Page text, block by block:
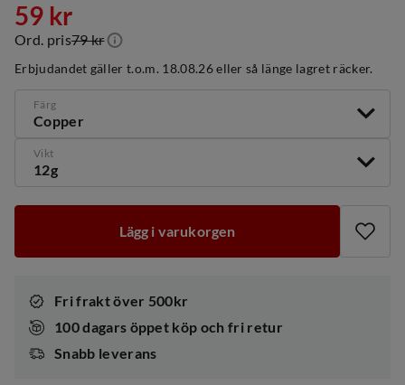
discounted
price
59 kr
original
price
Ord. pris79 kr
Erbjudandet gäller t.o.m. 18.08.26 eller så länge lagret räcker.
Färg
Copper
Vikt
12g
Lägg i varukorgen
Fri frakt över 500kr
100 dagars öppet köp och fri retur
Snabb leverans